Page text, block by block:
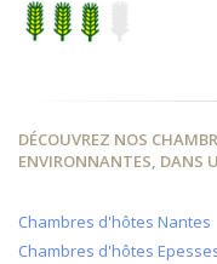
DÉCOUVREZ NOS
ENVIRONNANTES, DANS
Chambres d'hôtes Nantes
Chambres d'hôtes